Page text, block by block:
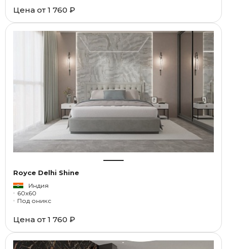
Цена от 1 760 ₽
Royce Delhi Shine
Индия
60x60
Под оникс
Цена от 1 760 ₽